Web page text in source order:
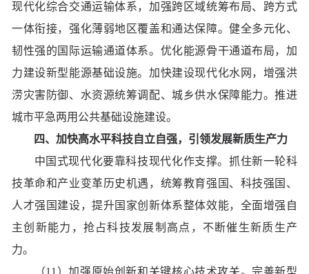
现代化综合交通运输体系，加强跨区域统筹布局、跨方式
一体衔接，强化薄弱地区覆盖和通达保障。健全多元化、
韧性强的国际运输通道体系。优化能源骨干通道布局，加
力建设新型能源基础设施。加快建设现代化水网，增强洪
涝灾害防御、水资源统筹调配、城乡供水保障能力。推进
城市平急两用公共基础设施建设。
四、加快高水平科技自立自强，引领发展新质生产力
中国式现代化要靠科技现代化作支撑。抓住新一轮科
技革命和产业变革历史机遇，统筹教育强国、科技强国、
人才强国建设，提升国家创新体系整体效能，全面增强自
主创新能力，抢占科技发展制高点，不断催生新质生产
力。
（11）加强原始创新和关键核心技术攻关。完善新型